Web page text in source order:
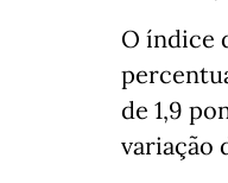
O índice
de 1,9
variação